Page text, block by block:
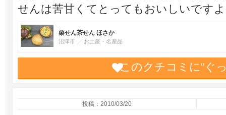
せんは苦甘くてとってもおいしいです
栗せん茶せん ほさか
沼津市 お土産・名産品
このクチコミに“ぐ
投稿：2010/03/20